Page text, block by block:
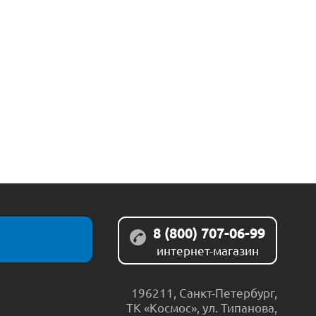
8 (800) 707-06-99
интернет-магазин
196211 Санкт-Петербург,
ТК «Космос», ул. Типанова,